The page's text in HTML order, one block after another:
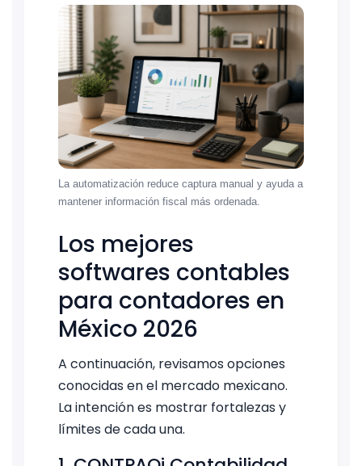
La automatización reduce captura manual y ayuda a
mantener información fiscal más ordenada.
Los mejores
softwares contables
para contadores en
México 2026
A continuación, revisamos opciones
conocidas en el mercado mexicano.
La intención es mostrar fortalezas y
límites de cada una.